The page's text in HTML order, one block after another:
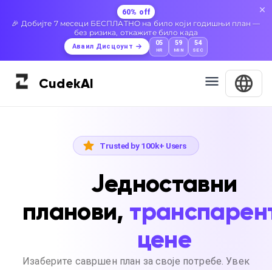
60% off
🎉 Добијте 7 месеци БЕСПЛАТНО на било који годишњи план —
без ризика, откажите било када
Аваил Дисцоунт 05
HR
59
MIN
53
SEC
CudekAI
Trusted by 100k+ Users
Једноставни
планови,
цене
Изаберите савршен план за своје потребе. Увек